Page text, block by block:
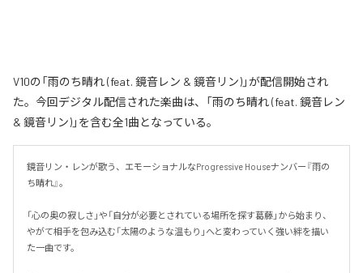
V10の「雨のち晴れ (feat. 鏡音レン & 鏡音リン)」が配信開始され
た。今回デジタル配信された楽曲は、「雨のち晴れ (feat. 鏡音レン
& 鏡音リン)」を含む全1曲となっている。
鏡音リン・レンが歌う、エモーショナルなProgressive Houseナンバー『雨の
ち晴れ』。
「心の奥の寂しさ」や「自分が必要とされている場所を探す葛藤」から始まり、
やがて相手を包み込む「太陽のような温もり」へと変わっていく強い絆を描い
た一曲です。